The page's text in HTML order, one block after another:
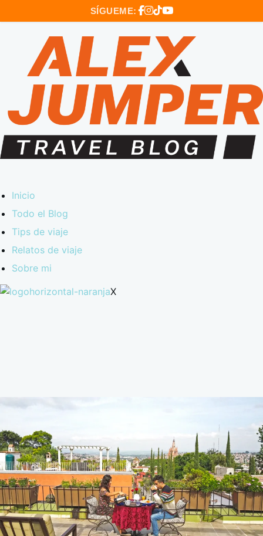
SÍGUEME:
Inicio
Todo el Blog
Tips de viaje
Relatos de viaje
Sobre mi
X